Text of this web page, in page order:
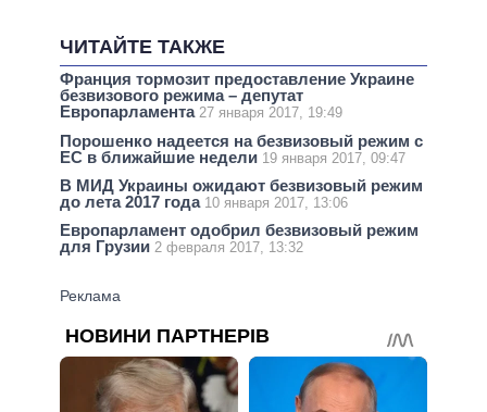
ЧИТАЙТЕ ТАКЖЕ
Франция тормозит предоставление Украине
безвизового режима – депутат
Европарламента 27 января 2017, 19:49
Порошенко надеется на безвизовый режим с
ЕС в ближайшие недели 19 января 2017, 09:47
В МИД Украины ожидают безвизовый режим
до лета 2017 года 10 января 2017, 13:06
Европарламент одобрил безвизовый режим
для Грузии 2 февраля 2017, 13:32